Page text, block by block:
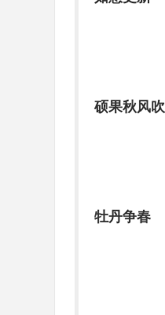
硕果秋风吹
牡丹争春